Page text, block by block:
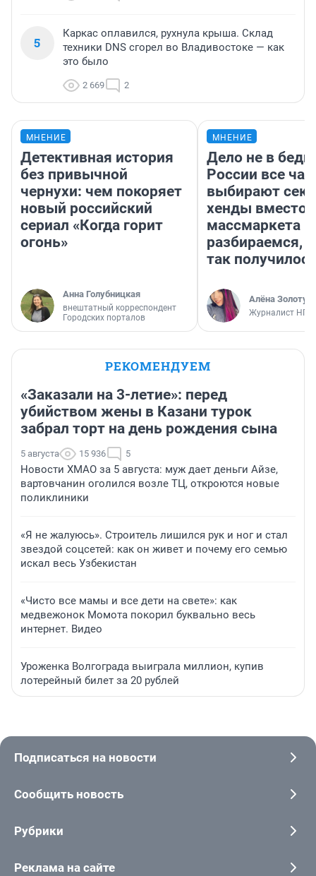
5
Каркас оплавился, рухнула крыша. Склад
техники DNS сгорел во Владивостоке — как
это было
2 669 2
МНЕНИЕ
Детективная история
без привычной
чернухи: чем покоряет
новый российский
сериал «Когда горит
огонь»
Анна Голубницкая
внештатный корреспондент
Городских порталов
МНЕНИЕ
Дело не в
России все
выбирают
хенды вместо
массмаркета —
разбираемся,
так
Алёна
Журналист НГС
РЕКОМЕНДУЕМ
«Заказали на 3-летие»: перед
убийством жены в Казани турок
забрал торт на день рождения сына
5 августа 15 936 5
Новости ХМАО за 5 августа: муж дает деньги Айзе,
вартовчанин оголился возле ТЦ, откроются новые
поликлиники
«Я не жалуюсь». Строитель лишился рук и ног и стал
звездой соцсетей: как он живет и почему его семью
искал весь Узбекистан
«Чисто все мамы и все дети на свете»: как
медвежонок Момота покорил буквально весь
интернет. Видео
Уроженка Волгограда выиграла миллион, купив
лотерейный билет за 20 рублей
Подписаться на новости
Сообщить новость
Рубрики
Реклама на сайте